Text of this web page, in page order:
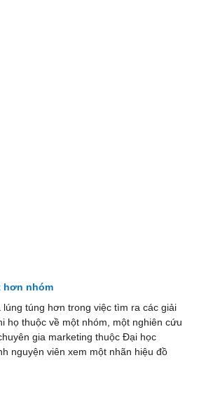
hơn nhóm
túng hơn trong việc tìm ra các giải
họ thuộc về một nhóm, một nghiên cứu
gia marketing thuộc Đại học
nguyện viên xem một nhãn hiệu đồ